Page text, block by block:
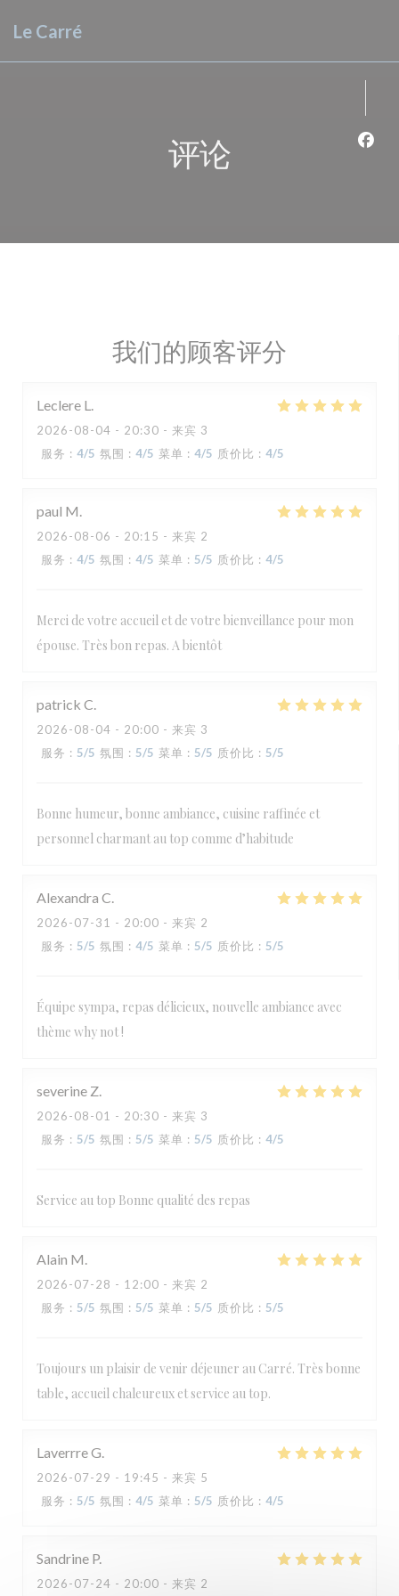
Le Carré
评论
我们的顾客评分
Leclere L
2026-08-04 - 20:30 - 来宾 3
服务 : 4/5 氛围 : 4/5 菜单 : 4/5 质价比 : 4/5
paul M
2026-08-06 - 20:15 - 来宾 2
服务 : 4/5 氛围 : 4/5 菜单 : 5/5 质价比 : 4/5
Merci de votre accueil et de votre bienveillance pour mon
épouse. Très bon repas. A bientôt
patrick C
2026-08-04 - 20:00 - 来宾 3
服务 : 5/5 氛围 : 5/5 菜单 : 5/5 质价比 : 5/5
Bonne humeur, bonne ambiance, cuisine raffinée et
personnel charmant au top comme d’habitude
Alexandra C
2026-07-31 - 20:00 - 来宾 2
服务 : 5/5 氛围 : 4/5 菜单 : 5/5 质价比 : 5/5
Équipe sympa, repas délicieux, nouvelle ambiance avec
thème why not !
severine Z
2026-08-01 - 20:30 - 来宾 3
服务 : 5/5 氛围 : 5/5 菜单 : 5/5 质价比 : 4/5
Service au top Bonne qualité des repas
Alain M
2026-07-28 - 12:00 - 来宾 2
服务 : 5/5 氛围 : 5/5 菜单 : 5/5 质价比 : 5/5
Toujours un plaisir de venir déjeuner au Carré. Très bonne
table, accueil chaleureux et service au top.
LaverrreG
2026-07-29 - 19:45 - 来宾 5
服务 : 5/5 氛围 : 4/5 菜单 : 5/5 质价比 : 4/5
Sandrine P
2026-07-24 - 20:00 - 来宾 2
Le Carré